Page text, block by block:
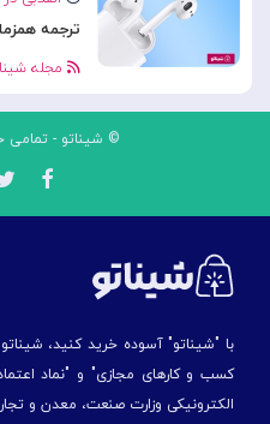
ترجمه
مجله
© شیناتو -
با "شیناتو" آسوده خرید کنید،
کسب و کارهای مجازی" و "نماد
الكترونیكی وزارت صنعت، معدن و